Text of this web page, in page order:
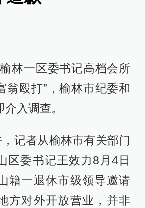
林一区委书记高档会所
翁殴打”，榆林市纪委和
入调查。
记者从榆林市有关部门
区委书记王效力8月4日
籍一退休市级领导邀请
方对外开放营业，并非